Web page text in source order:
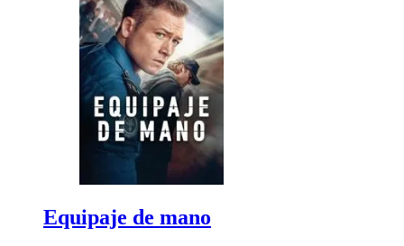
Equipaje de mano